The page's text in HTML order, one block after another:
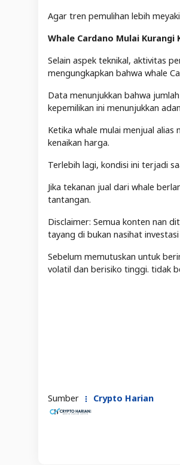
Agar tren pemulihan lebih
Whale Cardano Mulai Kurangi
Selain aspek teknikal, aktivitas
mengungkapkan bahwa whale
Data menunjukkan bahwa
kepemilikan ini menunjukkan
Ketika whale mulai menjual
kenaikan harga.
Terlebih lagi, kondisi ini terjadi
Jika tekanan jual dari whale
tantangan.
Disclaimer: Semua konten nan
tayang di bukan nasihat
Sebelum memutuskan untuk
volatil dan berisiko tinggi. tidak
Sumber Crypto Harian